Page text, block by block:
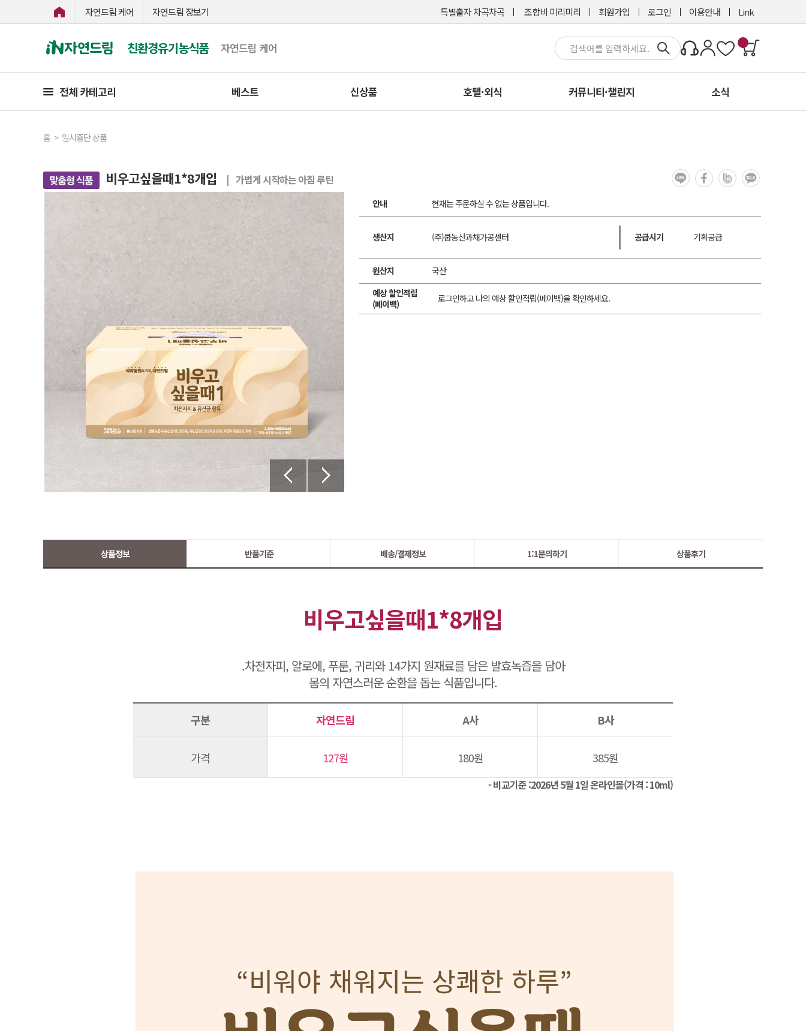
자연드림 케어 자연드림 장보기 특별출자 차곡차곡 조합비 미리미리 회원가입 로그인 이용안내 Link
친환경유기농식품 자연드림 케어
전체 카테고리 베스트 신상품 호텔·외식 커뮤니티·챌린지 소식
홈 > 일시중단 상품
비우고싶을때1*8개입 | 가볍게 시작하는 아침 루틴
안내 현재는 주문하실 수 없는 상품입니다.
생산지 (주)쿱농산과채가공센터 공급시기 기획공급
원산지
국산
예상 할인적립
(페이백)
로그인하고 나의 예상 할인적립(페이백)을 확인하세요.
상품정보 반품기준 배송/결제정보 1:1문의하기 상품후기
비우고싶을때1*8개입
.차전자피, 알로에, 푸룬, 귀리와 14가지 원재료를 담은 발효녹즙을 담아
몸의 자연스러운 순환을 돕는 식품입니다.
구분 자연드림 A사 B사
가격 127원 180원 385원
- 비교기준 :2026년 5월 1일 온라인몰(가격 : 10ml)